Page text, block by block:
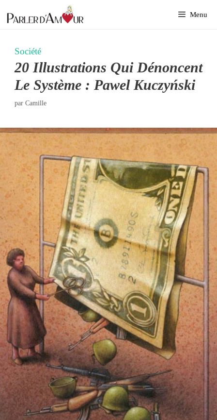
au
Menu
Société
20 Illustrations Qui Dénoncent
Le Système : Pawel Kuczyński
par Camille